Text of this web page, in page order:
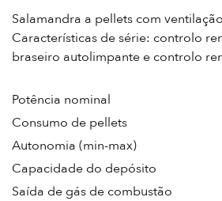
Salamandra a pellets com
Características de série: controlo
braseiro autolimpante e controlo
Potência nominal
Consumo de pellets
Autonomia (min-max)
Capacidade do depósito
Saída de gás de combustão